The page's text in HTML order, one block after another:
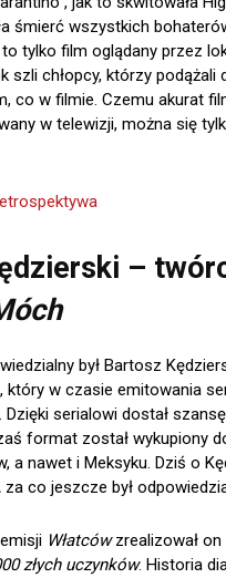
śmierć wszystkich
to tylko film oglądany przez
szli chłopcy, którzy podążali
co w filmie. Czemu akurat
w telewizji, można się
–
był Bartosz
który w czasie emitowania
serialowi dostał
format został wykupiony
a nawet i Meksyku. Dziś o
za co jeszcze był
Włatcówzrealizował on
złych uczynków. Historia